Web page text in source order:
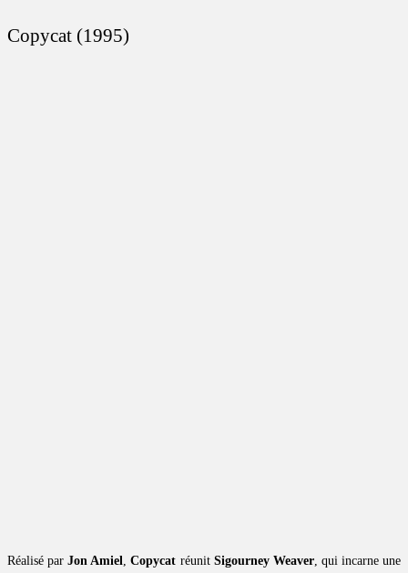
Copycat (1995)
Réalisé parJon Amiel,Copycat réunit Sigourney Weaver, qui incarne une